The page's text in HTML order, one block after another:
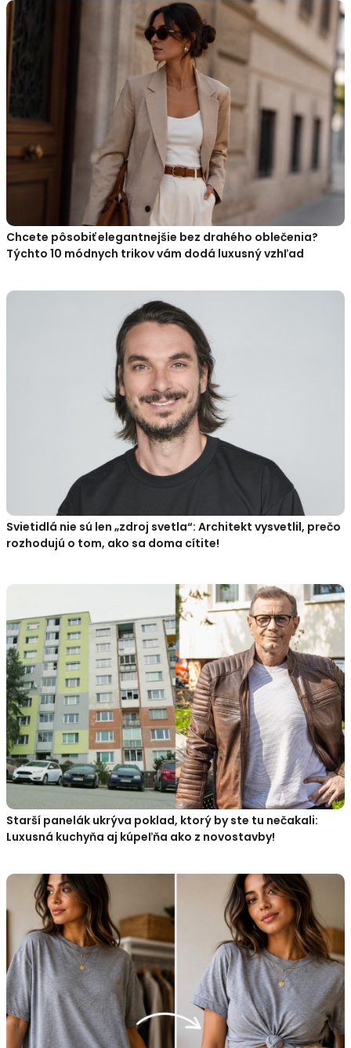
Chcete pôsobiť elegantnejšie bez drahého oblečenia?
Týchto 10 módnych trikov vám dodá luxusný vzhľad
Svietidlá nie sú len „zdroj svetla“: Architekt vysvetlil, prečo
rozhodujú o tom, ako sa doma cítite!
Starší panelák ukrýva poklad, ktorý by ste tu nečakali:
Luxusná kuchyňa aj kúpeľňa ako z novostavby!